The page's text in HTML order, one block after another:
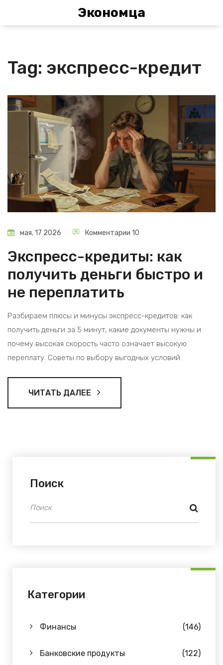
Экономца
Tag: экспресс-кредит
мая, 17 2026 Комментарии 10
Экспресс-кредиты: как
получить деньги быстро и
не переплатить
Разбираем плюсы и минусы экспресс-кредитов: как
получить деньги за 5 минут, какие документы нужны и
почему высокая скорость часто означает высокую
переплату. Советы по выбору выгодных условий.
ЧИТАТЬ ДАЛЕЕ
Поиск
Категории
Финансы (146)
Банковские продукты (122)